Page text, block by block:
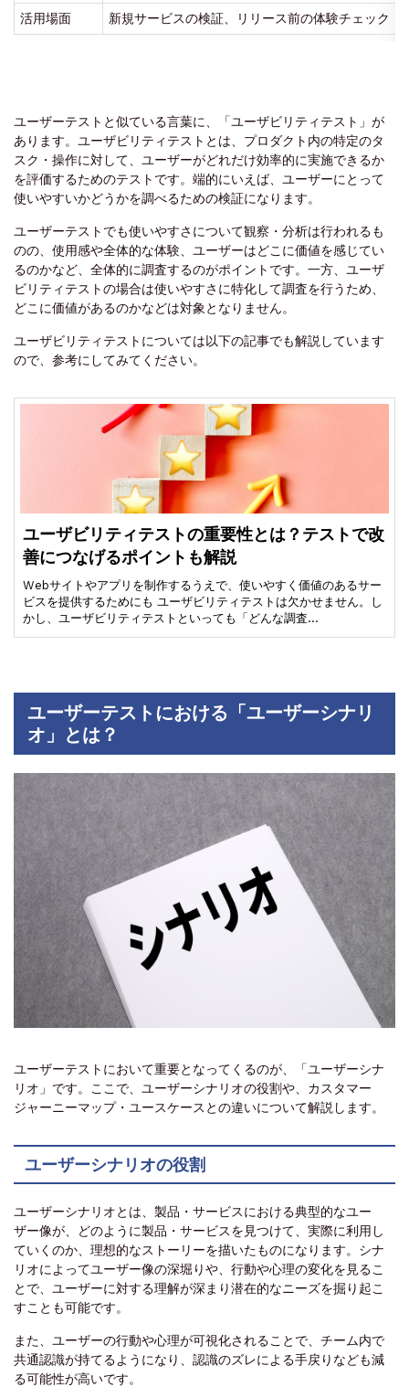
活用場面 新規サービスの検証、リリース前の体験チェック
ユーザーテストと似ている言葉に、「ユーザビリティテスト」が
あります。ユーザビリティテストとは、プロダクト内の特定のタ
スク・操作に対して、ユーザーがどれだけ効率的に実施できるか
を評価するためのテストです。端的にいえば、ユーザーにとって
使いやすいかどうかを調べるための検証になります。
ユーザーテストでも使いやすさについて観察・分析は行われるも
のの、使用感や全体的な体験、ユーザーはどこに価値を感じてい
るのかなど、全体的に調査するのがポイントです。一方、ユーザ
ビリティテストの場合は使いやすさに特化して調査を行うため、
どこに価値があるのかなどは対象となりません。
ユーザビリティテストについては以下の記事でも解説しています
ので、参考にしてみてください。
ユーザビリティテストの重要性とは？テストで改
善につなげるポイントも解説
Webサイトやアプリを制作するうえで、使いやすく価値のあるサー
ビスを提供するためにも ユーザビリティテストは欠かせません。し
かし、ユーザビリティテストといっても「どんな調査…
ユーザーテストにおける「ユーザーシナリ
オ」とは？
ユーザーテストにおいて重要となってくるのが、「ユーザーシナ
リオ」です。ここで、ユーザーシナリオの役割や、カスタマー
ジャーニーマップ・ユースケースとの違いについて解説します。
ユーザーシナリオの役割
ユーザーシナリオとは、製品・サービスにおける典型的なユー
ザー像が、どのように製品・サービスを見つけて、実際に利用し
ていくのか、理想的なストーリーを描いたものになります。シナ
リオによってユーザー像の深堀りや、行動や心理の変化を見るこ
とで、ユーザーに対する理解が深まり潜在的なニーズを掘り起こ
すことも可能です。
また、ユーザーの行動や心理が可視化されることで、チーム内で
共通認識が持てるようになり、認識のズレによる手戻りなども減
る可能性が高いです。